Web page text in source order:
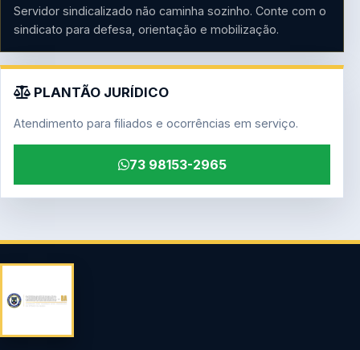
Servidor sindicalizado não caminha sozinho. Conte com o
sindicato para defesa, orientação e mobilização.
PLANTÃO JURÍDICO
Atendimento para filiados e ocorrências em serviço.
73 98153-2965